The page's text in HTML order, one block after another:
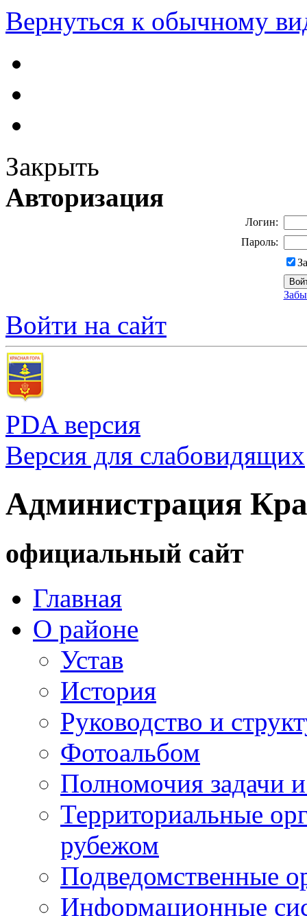
Вернуться к обычному
Закрыть
Авторизация
Логин:
Пароль:
Войти на сайт
PDA версия
Версия для слабовидящих
Администрация
официальный сайт
Главная
О районе
Устав
История
Руководство и
Фотоальбом
Полномочия задачи
Территориальные
рубежом
Подведомственные
Информационные